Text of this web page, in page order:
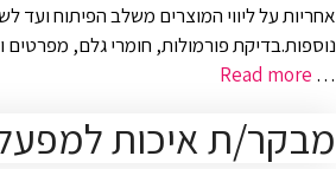
אחריות על ליווי המוצרים משלב הפיתוח ועד
נוספות.בדיקת פורמולות, חומרי גלם, מפרטים
…
Read more
מבקר/ת איכות